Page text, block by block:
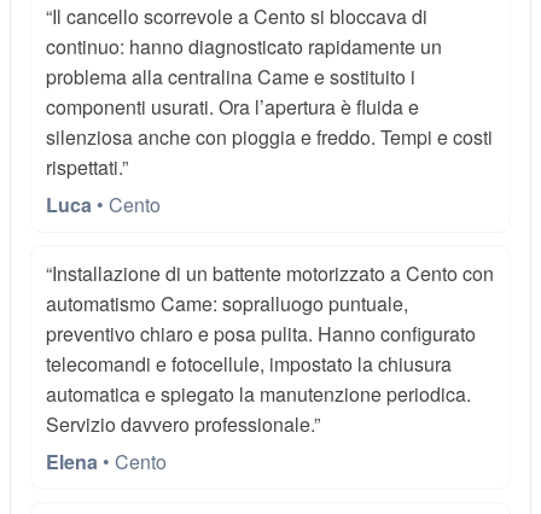
“Il cancello scorrevole a Cento si bloccava di
continuo: hanno diagnosticato rapidamente un
problema alla centralina Came e sostituito i
componenti usurati. Ora l’apertura è fluida e
silenziosa anche con pioggia e freddo. Tempi e costi
rispettati.”
Luca • Cento
“Installazione di un battente motorizzato a Cento con
automatismo Came: sopralluogo puntuale,
preventivo chiaro e posa pulita. Hanno configurato
telecomandi e fotocellule, impostato la chiusura
automatica e spiegato la manutenzione periodica.
Servizio davvero professionale.”
Elena • Cento